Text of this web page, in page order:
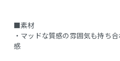
■素材
・マッドな質感の雰囲気も持ち
感